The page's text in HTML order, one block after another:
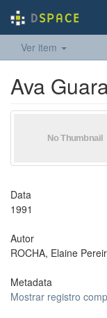
Ver item
Ava
Data
1991
Autor
ROCHA, Elaine
Metadata
Mostrar registro